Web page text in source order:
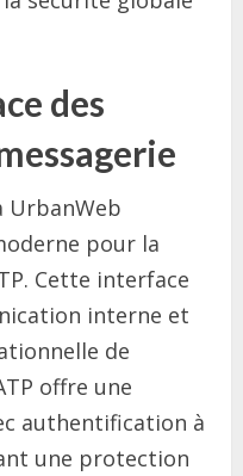
des
UrbanWeb
pour la
Cette interface
interne et
de
offre une
authentification à
une protection